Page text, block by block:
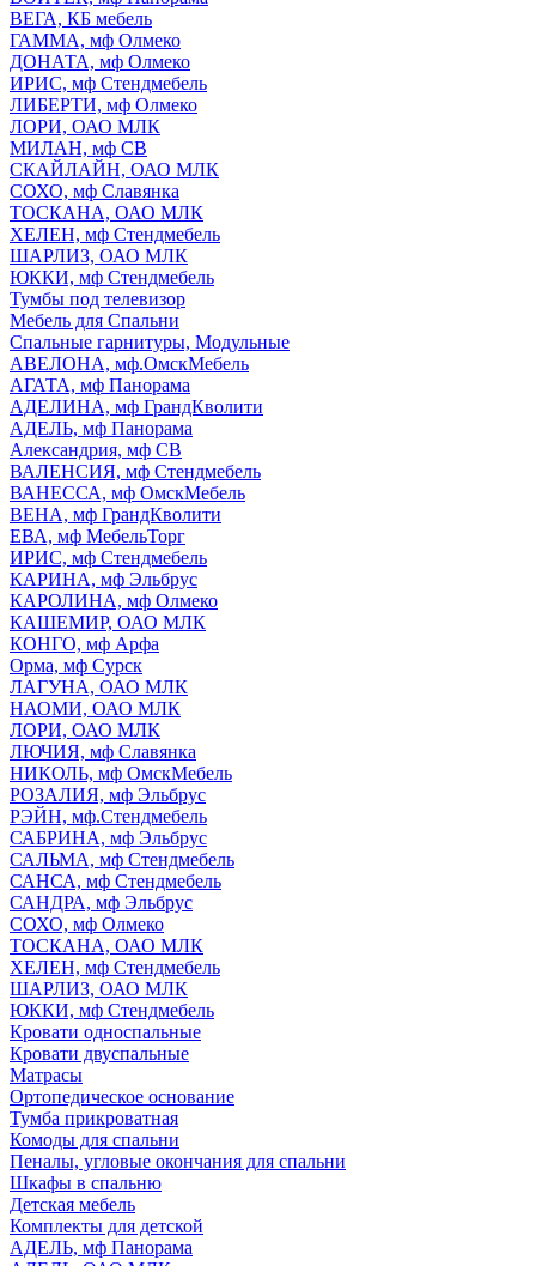
ВЕГА, КБ мебель
ГАММА, мф Олмеко
ДОНАТА, мф Олмеко
ИРИС, мф Стендмебель
ЛИБЕРТИ, мф Олмеко
ЛОРИ, ОАО МЛК
МИЛАН, мф СВ
СКАЙЛАЙН, ОАО МЛК
СОХО, мф Славянка
ТОСКАНА, ОАО МЛК
ХЕЛЕН, мф Стендмебель
ШАРЛИЗ, ОАО МЛК
ЮККИ, мф Стендмебель
Тумбы под телевизор
Мебель для Спальни
Спальные гарнитуры, Модульные
АВЕЛОНА, мф.ОмскМебель
АГАТА, мф Панорама
АДЕЛИНА, мф ГрандКволити
АДЕЛЬ, мф Панорама
Александрия, мф СВ
ВАЛЕНСИЯ, мф Стендмебель
ВАНЕССА, мф ОмскМебель
ВЕНА, мф ГрандКволити
ЕВА, мф МебельТорг
ИРИС, мф Стендмебель
КАРИНА, мф Эльбрус
КАРОЛИНА, мф Олмеко
КАШЕМИР, ОАО МЛК
КОНГО, мф Арфа
Орма, мф Сурск
ЛАГУНА, ОАО МЛК
НАОМИ, ОАО МЛК
ЛОРИ, ОАО МЛК
ЛЮЧИЯ, мф Славянка
НИКОЛЬ, мф ОмскМебель
РОЗАЛИЯ, мф Эльбрус
РЭЙН, мф.Стендмебель
САБРИНА, мф Эльбрус
САЛЬМА, мф Стендмебель
САНСА, мф Стендмебель
САНДРА, мф Эльбрус
СОХО, мф Олмеко
ТОСКАНА, ОАО МЛК
ХЕЛЕН, мф Стендмебель
ШАРЛИЗ, ОАО МЛК
ЮККИ, мф Стендмебель
Кровати односпальные
Кровати двуспальные
Матрасы
Ортопедическое основание
Тумба прикроватная
Комоды для спальни
Пеналы, угловые окончания для спальни
Шкафы в спальню
Детская мебель
Комплекты для детской
АДЕЛЬ, мф Панорама